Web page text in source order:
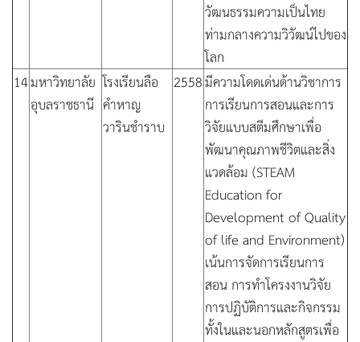
วัฒนธรรมความเป็นไทย
ท่ามกลางความวิวัฒน์ไปของ
โลก
14มหาวิทยาลัย
อุบลราชธานี
โรงเรียนลือ
คำหาญ
วารินชำราบ
2558มีความโดดเด่นด้านวิชาการ
การเรียนการสอนและการ
วิจัยแบบสตีมศึกษาเพื่อ
พัฒนาคุณภาพชีวิตและสิ่ง
แวดล้อม (STEAM
Education for
Development of Quality
of life and Environment)
เน้นการจัดการเรียนการ
สอน การทำโครงงานวิจัย
การปฏิบัติการและกิจกรรม
ทั้งในและนอกหลักสูตรเพื่อ